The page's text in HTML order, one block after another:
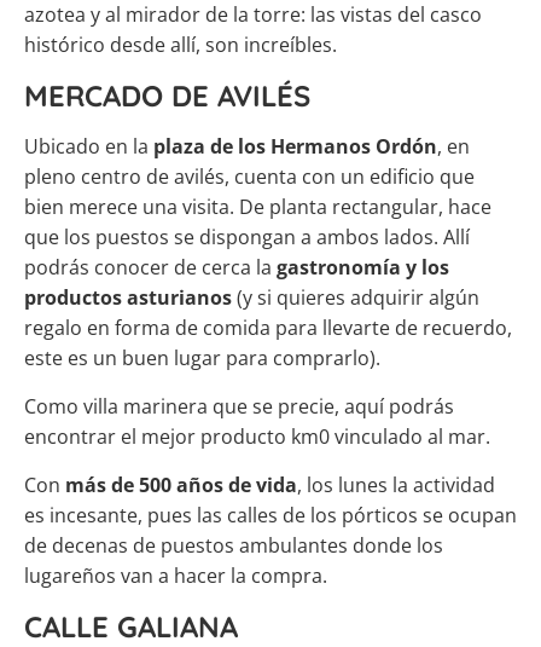
azotea y al mirador de la torre: las vistas del casco
histórico desde allí, son increíbles.
MERCADO DE AVILÉS
Ubicado en la plaza de los Hermanos Ordón, en
pleno centro de avilés, cuenta con un edificio que
bien merece una visita. De planta rectangular, hace
que los puestos se dispongan a ambos lados. Allí
podrás conocer de cerca la gastronomía y los
productos asturianos(y si quieres adquirir algún
regalo en forma de comida para llevarte de recuerdo,
este es un buen lugar para comprarlo).
Como villa marinera que se precie, aquí podrás
encontrar el mejor producto km0 vinculado al mar.
Con más de 500 años de vida, los lunes la actividad
es incesante, pues las calles de los pórticos se ocupan
de decenas de puestos ambulantes donde los
lugareños van a hacer la compra.
CALLE GALIANA